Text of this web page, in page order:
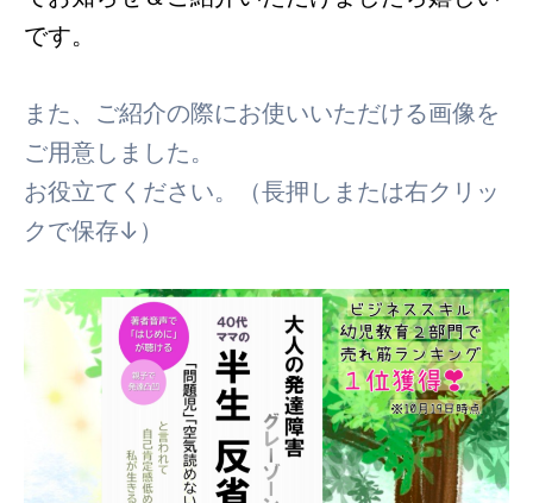
です。
また、ご紹介の際にお使いいただける画像を
ご用意しました。
お役立てください。（長押しまたは右クリッ
クで保存↓）